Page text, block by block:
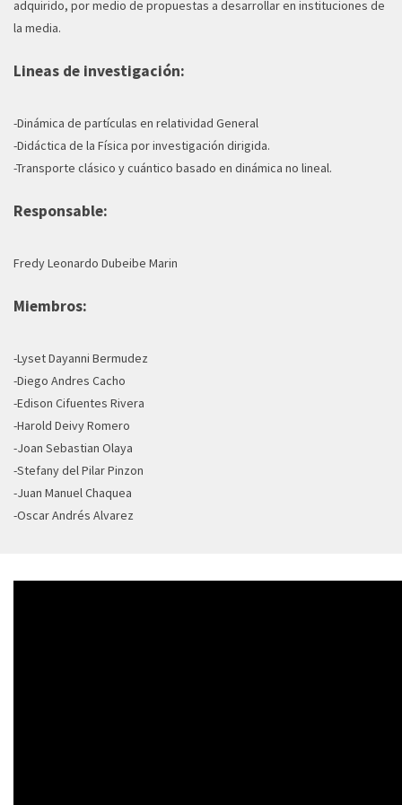
adquirido, por medio de propuestas a desarrollar en instituciones de
la media.
Lineas de investigación:
-Dinámica de partículas en relatividad General
-Didáctica de la Física por investigación dirigida.
-Transporte clásico y cuántico basado en dinámica no lineal.
Responsable:
Fredy Leonardo Dubeibe Marin
Miembros:
-Lyset Dayanni Bermudez
-Diego Andres Cacho
-Edison Cifuentes Rivera
-Harold Deivy Romero
-Joan Sebastian Olaya
-Stefany del Pilar Pinzon
-Juan Manuel Chaquea
-Oscar Andrés Alvarez